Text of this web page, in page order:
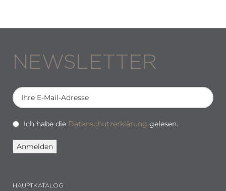
NEWSLETTER
Ich habe die Datenschutzerklärung gelesen.
HAUPTKATALOG